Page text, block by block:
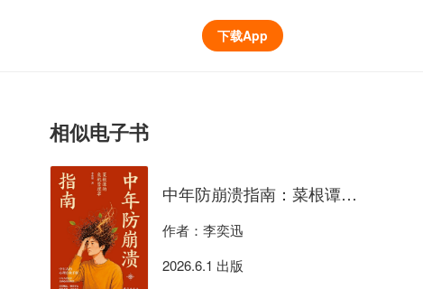
下载App
相似电子书
中年防崩溃指南：菜根谭的危机管理学
作者：李奕迅
2026.6.1 出版